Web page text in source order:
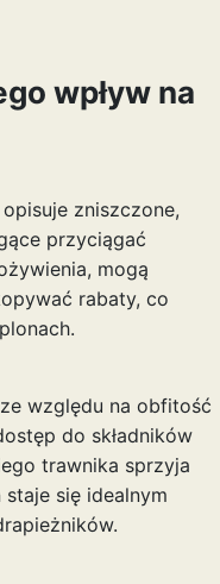
wpływ na
zniszczone,
przyciągać
mogą
rabaty, co
względu na obfitość
do składników
trawnika sprzyja
się idealnym